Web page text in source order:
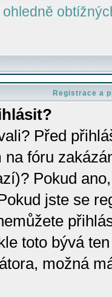
Registrace a
Před
fóru
Pokud
jste se
toto bývá
možná